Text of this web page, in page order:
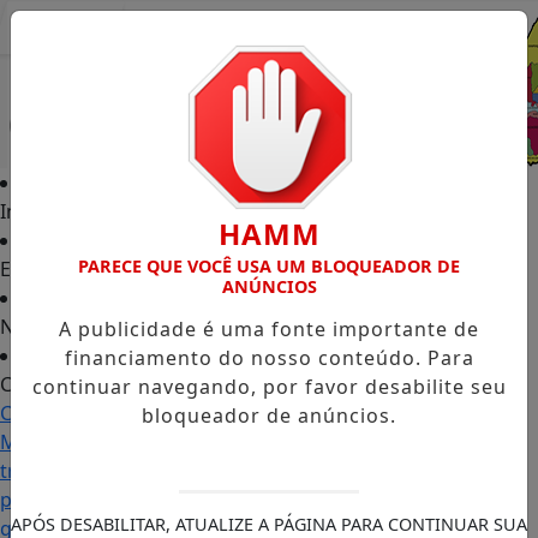
Início
Edições
Notícias
Contato
Carol
Monteiro:
trajetória
política
ganha
HAMM
PARECE QUE VOCÊ USA UM BLOQUEADOR DE
ANÚNCIOS
A publicidade é uma fonte importante de
financiamento do nosso conteúdo. Para
continuar navegando, por favor desabilite seu
bloqueador de anúncios.
APÓS DESABILITAR, ATUALIZE A PÁGINA PARA CONTINUAR SUA